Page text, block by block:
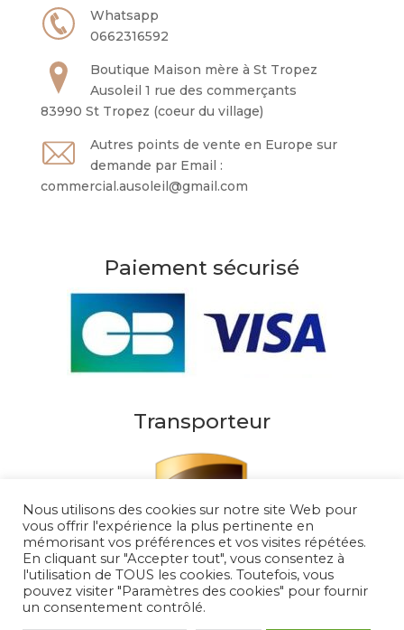
Whatsapp
0662316592
Boutique Maison mère à St Tropez
Ausoleil 1 rue des commerçants
83990 St Tropez (coeur du village)
Autres points de vente en Europe sur
demande par Email :
commercial.ausoleil@gmail.com
Paiement sécurisé
Transporteur
Nous utilisons des cookies sur notre site Web pour
vous offrir l'expérience la plus pertinente en
mémorisant vos préférences et vos visites répétées.
En cliquant sur "Accepter tout", vous consentez à
l'utilisation de TOUS les cookies. Toutefois, vous
pouvez visiter "Paramètres des cookies" pour fournir
un consentement contrôlé.